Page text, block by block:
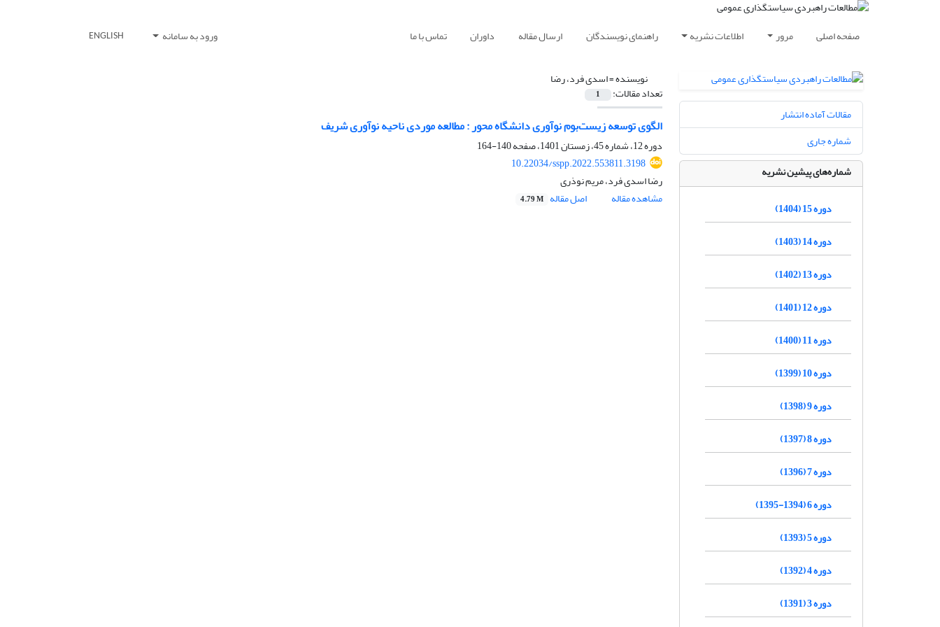
صفحه اصلی مرور اطلاعات نشریه راهنمای نویسندگان ارسال مقاله داوران تماس با ما ورود به سامانه ENGLISH
نویسنده =اسدی فرد، رضا
تعداد مقالات: 1
الگوی توسعه زیست‌بوم‌ نوآوری دانشگاه محور : مطالعه موردی ناحیه نوآوری شریف
دوره 12، شماره 45، زمستان 1401، صفحه
140-164
10.22034/sspp.2022.553811.3198
رضا اسدی فرد، مریم نوذری
مشاهده مقاله
اصل مقاله 4.79 M
مقالات آماده انتشار
شماره جاری
شماره‌های پیشین نشریه
دوره 15 (1404)
دوره 14 (1403)
دوره 13 (1402)
دوره 12 (1401)
دوره 11 (1400)
دوره 10 (1399)
دوره 9 (1398)
دوره 8 (1397)
دوره 7 (1396)
دوره 6 (1394-1395)
دوره 5 (1393)
دوره 4 (1392)
دوره 3 (1391)